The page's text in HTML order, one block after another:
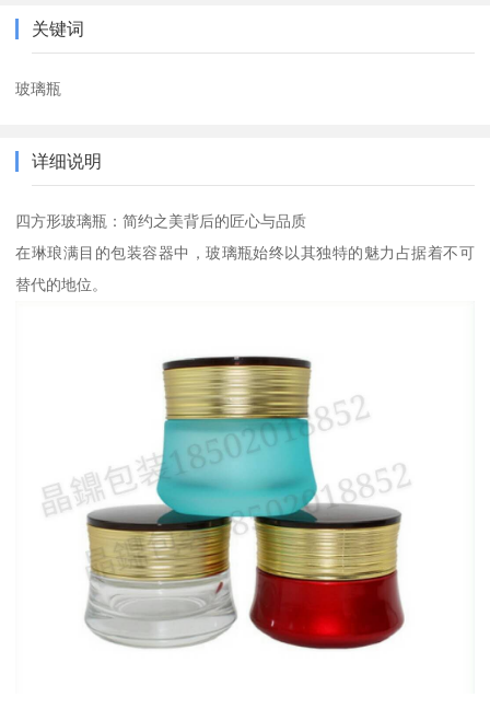
关键词
玻璃瓶
详细说明
四方形玻璃瓶：简约之美背后的匠心与品质
在琳琅满目的包装容器中，玻璃瓶始终以其独特的魅力占据着不可
替代的地位。